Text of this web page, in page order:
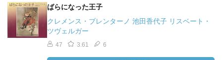
ばらになった王子
クレメンス・ブレンターノ 池田香代子 リスベート・
ツヴェルガー
47 3.61 6